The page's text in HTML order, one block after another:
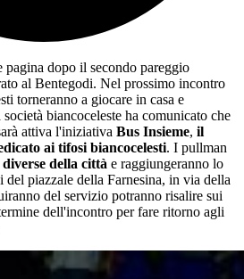
pagina dopo il secondo pareggio
al Bentegodi. Nel prossimo incontro
torneranno a giocare in casa e
società biancoceleste ha comunicato che
attiva l'iniziativa Bus Insieme, il
ai tifosi biancocelesti. I pullman
diverse della città e raggiungeranno lo
del piazzale della Farnesina, in via della
del servizio potranno risalire sui
dell'incontro per fare ritorno agli